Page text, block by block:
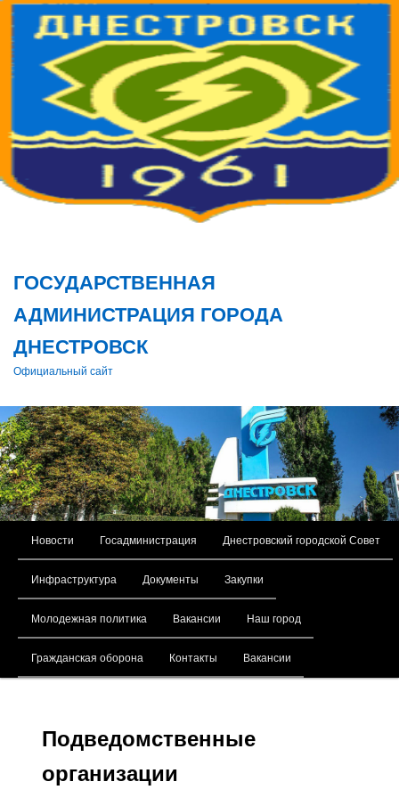
ГОСУДАРСТВЕННАЯ
АДМИНИСТРАЦИЯ ГОРОДА
ДНЕСТРОВСК
Официальный сайт
Перейти к основному содержимому
Новости Госадминистрация Днестровский городской Совет
Инфраструктура Документы Закупки
Молодежная политика Вакансии Наш город
Гражданская оборона Контакты Вакансии
Подведомственные
организации